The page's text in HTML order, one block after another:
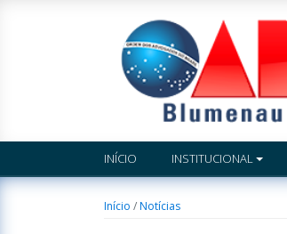
INÍCIO INSTITUCIONAL
Início /Notícias